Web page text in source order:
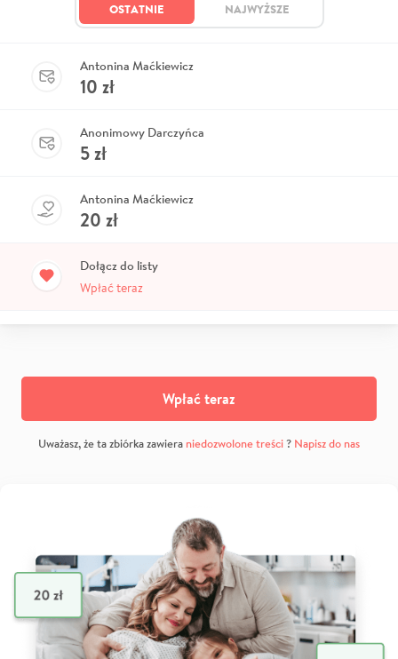
OSTATNIE NAJWYŻSZE
Antonina Maćkiewicz
10 zł
Anonimowy Darczyńca
5zł
Antonina Maćkiewicz
20 zł
Dołącz do listy
Wpłać teraz
Wpłać teraz
Uważasz, że ta zbiórka zawiera niedozwolone treści? Napisz do nas